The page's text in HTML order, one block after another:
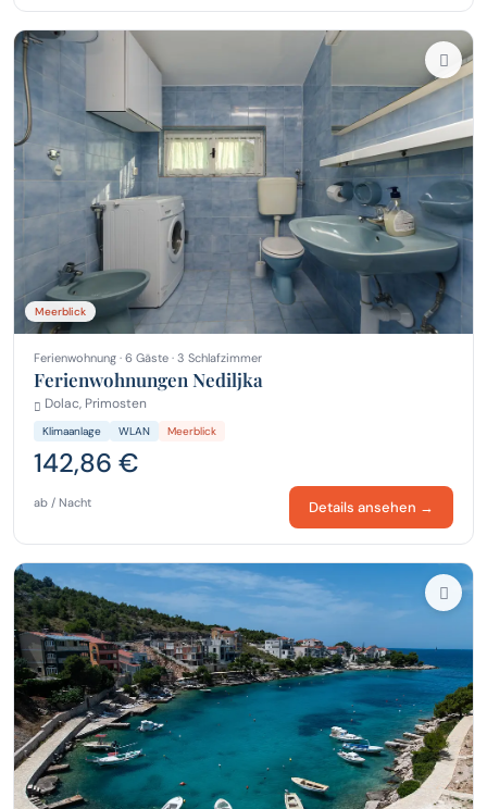
Meerblick
Ferienwohnung · 6 Gäste · 3 Schlafzimmer
Ferienwohnungen Nediljka
Dolac, Primosten
Klimaanlage WLAN Meerblick
142,86 €
ab / Nacht Details ansehen →